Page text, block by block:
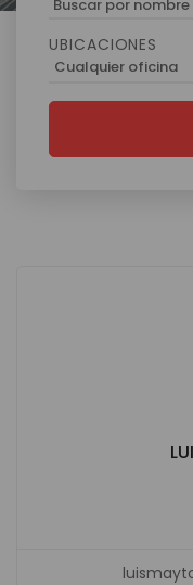
Buscar por
UBICACIONES
Cualquier oficina